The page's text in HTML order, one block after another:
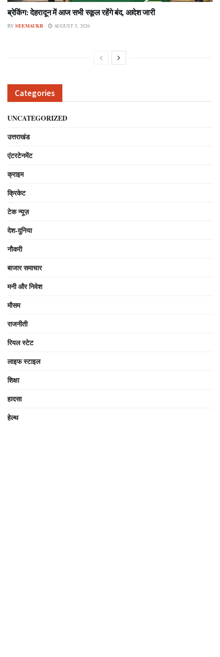
ब्रेकिंग: देहरादून में आज सभी स्कूल रहेंगे बंद, आदेश जारी
BY SEEMAUKB AUGUST 5, 2026
Categories
UNCATEGORIZED
उत्तराखंड
एंटरटेनमेंट
क्राइम
क्रिकेट
टेक न्यूज़
देश-दुनिया
नौकरी
बाजार समाचार
मनी और निवेश
मौसम
राजनीती
रियल स्टेट
लाइफ स्टाइल
शिक्षा
हादसा
हेल्थ